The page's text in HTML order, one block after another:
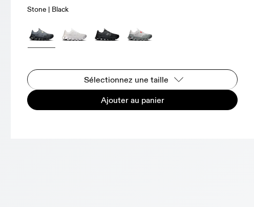
Stone | Black
Sélectionnez une taille
Ajouter au panier